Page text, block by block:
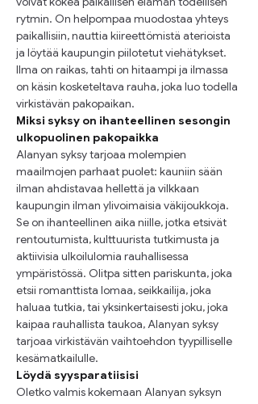
rytmin. On helpompaa muodostaa yhteys
paikallisiin, nauttia kiireettömistä aterioista
ja löytää kaupungin piilotetut viehätykset.
Ilma on raikas, tahti on hitaampi ja ilmassa
on käsin kosketeltava rauha, joka luo todella
virkistävän pakopaikan.
Miksi syksy on ihanteellinen sesongin
ulkopuolinen pakopaikka
Alanyan syksy tarjoaa molempien
maailmojen parhaat puolet: kauniin sään
ilman ahdistavaa hellettä ja vilkkaan
kaupungin ilman ylivoimaisia väkijoukkoja.
Se on ihanteellinen aika niille, jotka etsivät
rentoutumista, kulttuurista tutkimusta ja
aktiivisia ulkoilulomia rauhallisessa
ympäristössä. Olitpa sitten pariskunta, joka
etsii romanttista lomaa, seikkailija, joka
haluaa tutkia, tai yksinkertaisesti joku, joka
kaipaa rauhallista taukoa, Alanyan syksy
tarjoaa virkistävän vaihtoehdon tyypilliselle
kesämatkailulle.
Löydä syysparatiisisi
Oletko valmis kokemaan Alanyan syksyn